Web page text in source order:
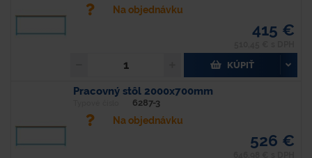
Na objednávku
415 €
KÚPIŤ
Pracovný stôl 2000x700mm
6287-3
Na objednávku
526 €